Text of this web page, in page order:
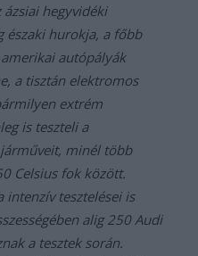
hegyvidéki
északi hurokja, a főbb
autópályák
a tisztán elektromos
extrém
is teszteli a
minél több
Celsius fok között.
intenzív tesztelései is
alig 250 Audi
a tesztek során.